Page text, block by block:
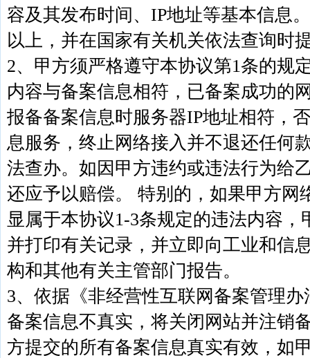
容及其发布时间、IP地址等基本信息
以上，并在国家有关机关依法查询时
2、甲方须严格遵守本协议第1条的规
内容与备案信息相符，已备案成功的
报备备案信息时服务器IP地址相符，
息服务，终止网络接入并不退还任何
法查办。如因甲方违约或违法行为给
还应予以赔偿。 特别的，如果甲方网
显属于本协议1-3条规定的违法内容
并打印有关记录，并立即向工业和信
构和其他有关主管部门报告。
3、依据《非经营性互联网备案管理
备案信息不真实，将关闭网站并注销
方提交的所有备案信息真实有效，如